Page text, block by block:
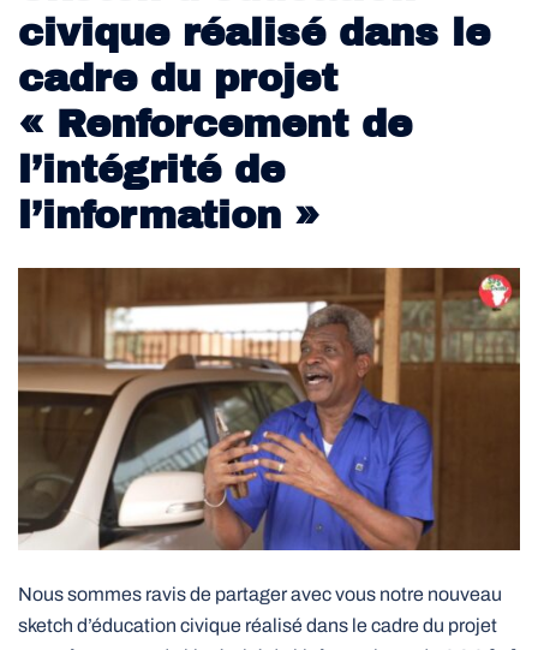
civique réalisé dans le
cadre du projet
« Renforcement de
l’intégrité de
l’information »
Nous sommes ravis de partager avec vous notre nouveau
sketch d’éducation civique réalisé dans le cadre du projet